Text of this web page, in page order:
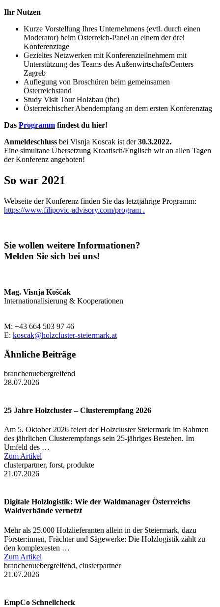
Ihr Nutzen
Kurze Vorstellung Ihres Unternehmens (evtl. durch einen
Moderator) beim Österreich-Panel an einem der drei
Konferenztage
Gezieltes Netzwerken mit Konferenzteilnehmern mit
Unterstützung des Teams des AußenwirtschaftsCenters
Zagreb
Auflegung von Broschüren beim gemeinsamen
Österreichstand
Study Visit Tour Holzbau (tbc)
Österreichischer Abendempfang an dem ersten Konferenztag
Das Programm findest du hier!
Anmeldeschluss bei Visnja Koscak ist der30.3.2022.
Eine simultane Übersetzung Kroatisch/Englisch wir an allen Tagen
der Konferenz angeboten!
So war 2021
Webseite der Konferenz finden Sie das letztjährige Programm:
https://www.filipovic-advisory.com/program .
Sie wollen weitere Informationen?
Melden Sie sich bei uns!
Mag. Visnja Košćak
Internationalisierung & Kooperationen
M: +43 664 503 97 46
E: koscak@holzcluster-steiermark.at
Ähnliche Beiträge
branchenuebergreifend
28.07.2026
25 Jahre Holzcluster – Clusterempfang 2026
Am 5. Oktober 2026 feiert der Holzcluster Steiermark im Rahmen
des jährlichen Clusterempfangs sein 25-jähriges Bestehen. Im
Umfeld des …
Zum Artikel
clusterpartner, forst, produkte
21.07.2026
Digitale Holzlogistik: Wie der Waldmanager Österreichs
Waldverbände vernetzt
Mehr als 25.000 Holzlieferanten allein in der Steiermark, dazu
Förster:innen, Frächter und Sägewerke: Die Holzlogistik zählt zu
den komplexesten …
Zum Artikel
branchenuebergreifend, clusterpartner
21.07.2026
EmpCo Schnellcheck